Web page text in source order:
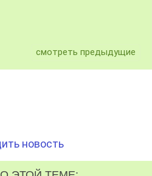
смотреть предыдущие
новость